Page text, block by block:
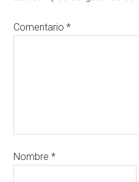
Comentario*
Nombre*